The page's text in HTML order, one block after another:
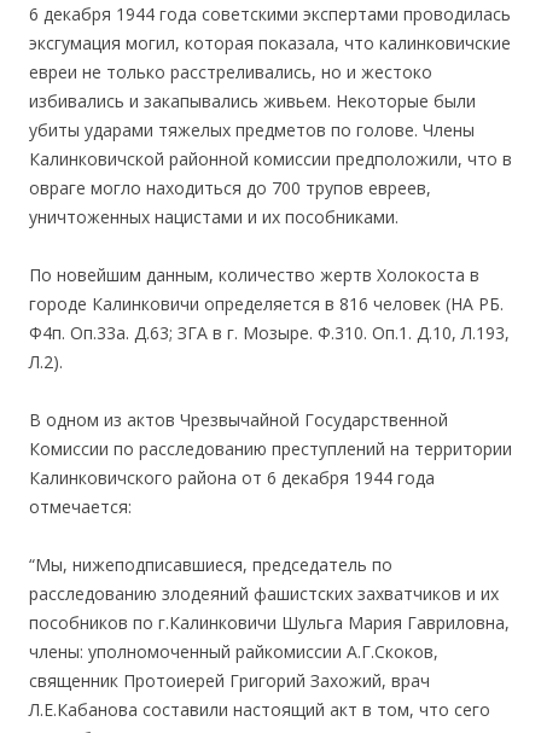
6 декабря 1944 года советскими экспертами проводилась
эксгумация могил, которая показала, что калинковичские
евреи не только расстреливались, но и жестоко
избивались и закапывались живьем. Некоторые были
убиты ударами тяжелых предметов по голове. Члены
Калинковичской районной комиссии предположили, что в
овраге могло находиться до 700 трупов евреев,
уничтоженных нацистами и их пособниками.
По новейшим данным, количество жертв Холокоста в
городе Калинковичи определяется в 816 человек (НА РБ.
Ф4п. Оп.33а. Д.63; ЗГА в г. Мозыре. Ф.310. Оп.1. Д.10, Л.193,
Л.2).
В одном из актов Чрезвычайной Государственной
Комиссии по расследованию преступлений на территории
Калинковичского района от 6 декабря 1944 года
отмечается:
“Мы, нижеподписавшиеся, председатель по
расследованию злодеяний фашистских захватчиков и их
пособников по г.Калинковичи Шульга Мария Гавриловна,
члены: уполномоченный райкомиссии А.Г.Скоков,
священник Протоиерей Григорий Захожий, врач
Л.Е.Кабанова составили настоящий акт в том, что сего